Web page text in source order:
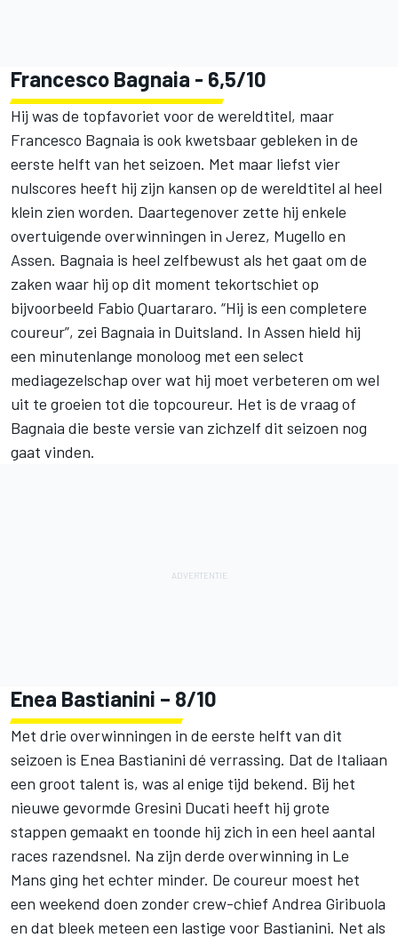
Francesco Bagnaia - 6,5/10
Hij was de topfavoriet voor de wereldtitel, maar
Francesco Bagnaia is ook kwetsbaar gebleken in de
eerste helft van het seizoen. Met maar liefst vier
nulscores heeft hij zijn kansen op de wereldtitel al heel
klein zien worden. Daartegenover zette hij enkele
overtuigende overwinningen in Jerez, Mugello en
Assen. Bagnaia is heel zelfbewust als het gaat om de
zaken waar hij op dit moment tekortschiet op
bijvoorbeeld Fabio Quartararo. “Hij is een completere
coureur”, zei Bagnaia in Duitsland. In Assen hield hij
een minutenlange monoloog met een select
mediagezelschap over wat hij moet verbeteren om wel
uit te groeien tot die topcoureur. Het is de vraag of
Bagnaia die beste versie van zichzelf dit seizoen nog
gaat vinden.
Enea Bastianini – 8/10
Met drie overwinningen in de eerste helft van dit
seizoen is Enea Bastianini dé verrassing. Dat de Italiaan
een groot talent is, was al enige tijd bekend. Bij het
nieuwe gevormde Gresini Ducati heeft hij grote
stappen gemaakt en toonde hij zich in een heel aantal
races razendsnel. Na zijn derde overwinning in Le
Mans ging het echter minder. De coureur moest het
een weekend doen zonder crew-chief Andrea Giribuola
en dat bleek meteen een lastige voor Bastianini. Net als